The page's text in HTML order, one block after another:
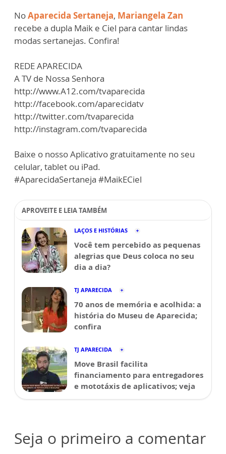
NoAparecida Sertaneja, Mariangela Zan
recebe a dupla Maik e Ciel para cantar lindas
modas sertanejas. Confira!
REDE APARECIDA
A TV de Nossa Senhora
http://www.A12.com/tvaparecida
http://facebook.com/aparecidatv
http://twitter.com/tvaparecida
http://instagram.com/tvaparecida
Baixe o nosso Aplicativo gratuitamente no seu
celular, tablet ou iPad.
#AparecidaSertaneja #MaikECiel
APROVEITE E LEIA TAMBÉM
LAÇOS E HISTÓRIAS
Você tem percebido as pequenas
alegrias que Deus coloca no seu
dia a dia?
TJ APARECIDA
70 anos de memória e acolhida: a
história do Museu de Aparecida;
confira
TJ APARECIDA
Move Brasil facilita
financiamento para entregadores
e mototáxis de aplicativos; veja
Seja o primeiro a comentar